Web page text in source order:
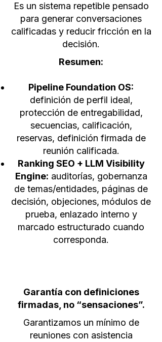
Es un sistema repetible pensado
para generar conversaciones
calificadas y reducir fricción en la
decisión.
Resumen:
Pipeline Foundation OS:
definición de perfil ideal,
protección de entregabilidad,
secuencias, calificación,
reservas, definición firmada de
reunión calificada.
Ranking SEO + LLM Visibility
Engine: auditorías, gobernanza
de temas/entidades, páginas de
decisión, objeciones, módulos de
prueba, enlazado interno y
marcado estructurado cuando
corresponda.
Garantía con definiciones
firmadas, no “sensaciones”.
Garantizamos un mínimo de
reuniones con asistencia